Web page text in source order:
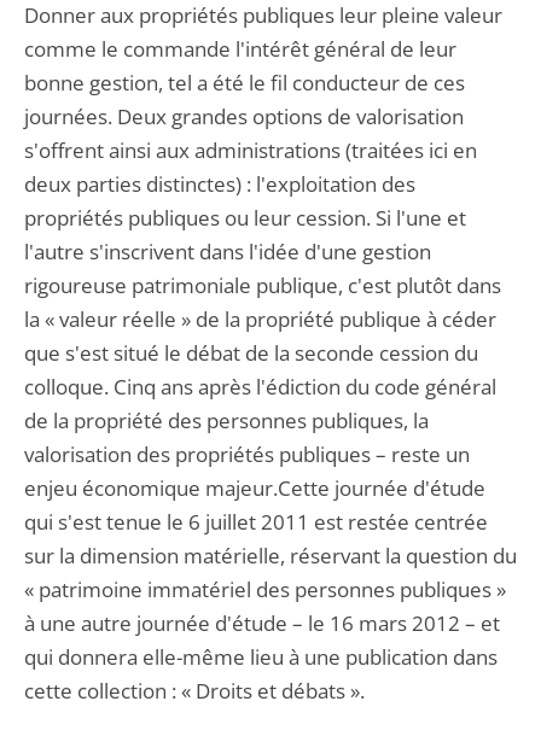
Donner aux propriétés publiques leur pleine valeur
comme le commande l'intérêt général de leur
bonne gestion, tel a été le fil conducteur de ces
journées. Deux grandes options de valorisation
s'offrent ainsi aux administrations (traitées ici en
deux parties distinctes) : l'exploitation des
propriétés publiques ou leur cession. Si l'une et
l'autre s'inscrivent dans l'idée d'une gestion
rigoureuse patrimoniale publique, c'est plutôt dans
la « valeur réelle » de la propriété publique à céder
que s'est situé le débat de la seconde cession du
colloque. Cinq ans après l'édiction du code général
de la propriété des personnes publiques, la
valorisation des propriétés publiques – reste un
enjeu économique majeur.Cette journée d'étude
qui s'est tenue le 6 juillet 2011 est restée centrée
sur la dimension matérielle, réservant la question du
« patrimoine immatériel des personnes publiques »
à une autre journée d'étude – le 16 mars 2012 – et
qui donnera elle-même lieu à une publication dans
cette collection : « Droits et débats ».